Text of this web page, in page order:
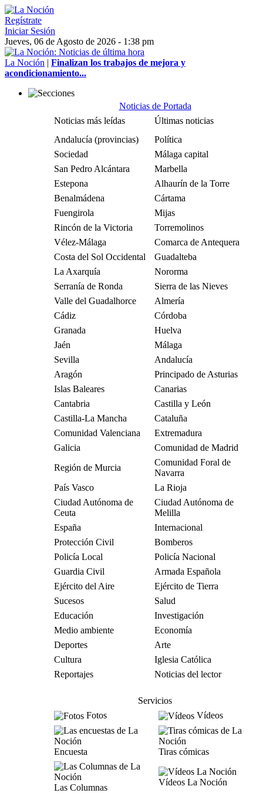
Regístrate
Iniciar Sesión
Jueves, 06 de Agosto de 2026 - 1:38 pm
La Noción | Finalizan los trabajos de mejora y
acondicionamiento...
Noticias de Portada
Noticias más leídas
Últimas noticias
Andalucía (provincias)
Política
Sociedad
Málaga capital
San Pedro Alcántara
Marbella
Estepona
Alhaurín de la Torre
Benalmádena
Cártama
Fuengirola
Mijas
Rincón de la Victoria
Torremolinos
Vélez-Málaga
Comarca de Antequera
Costa del Sol Occidental
Guadalteba
La Axarquía
Nororma
Serranía de Ronda
Sierra de las Nieves
Valle del Guadalhorce
Almería
Cádiz
Córdoba
Granada
Huelva
Jaén
Málaga
Sevilla
Andalucía
Aragón
Principado de Asturias
Islas Baleares
Canarias
Cantabria
Castilla y León
Castilla-La Mancha
Cataluña
Comunidad Valenciana
Extremadura
Galicia
Comunidad de Madrid
Región de Murcia
Comunidad Foral de
Navarra
País Vasco
La Rioja
Ciudad Autónoma de
Ceuta
Ciudad Autónoma de
Melilla
España
Internacional
Protección Civil
Bomberos
Policía Local
Policía Nacional
Guardia Civil
Armada Española
Ejército del Aire
Ejército de Tierra
Sucesos
Salud
Educación
Investigación
Medio ambiente
Economía
Deportes
Arte
Cultura
Iglesia Católica
Reportajes
Noticias del lector
Servicios
Fotos
Vídeos
Encuesta Tiras cómicas
Las Columnas
Vídeos La Noción